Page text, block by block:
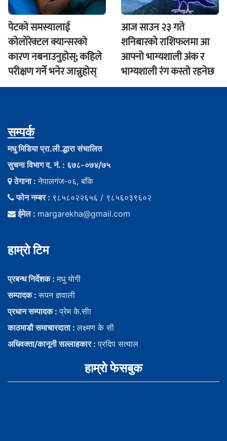
पेटको समस्यालाई
कोलोरेक्टल क्यान्सरको
कारण नबनाउनुहोस्; कहिले
परीक्षण गर्ने भनेर जान्नुहोस्
आज साउन २३ गते
शनिबारकाे राशिफलमा आ
आफ्नो भाग्यशाली अंक र
भाग्यशाली रंग कस्तो रहनेछ
सम्पर्क
मधु मिडिया प्रा.ली.द्धारा संचालित
सुचना विभाग द. नं. : ६७८-०७४/७५
ठेगाना :नेपालगंज-०६, बाँके
फोन नम्बर : ९८५८०२२६५६ / ९८५६०३९६०२
ईमेल : margarekha@gmail.com
हाम्राे टिम
प्रबन्ध निर्देशक :मधु याेगी
सम्पादक :रूपन ज्ञवाली
प्रधान सम्पादक :प्रेम के.सीा
काठमाडौ समाचारदाता :लक्ष्मण के सी
अधिवक्ता/कानूनी सल्लाहकार :प्रदिप सत्याल
हाम्राे फेसबुक